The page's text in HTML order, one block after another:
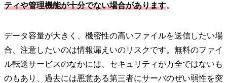
ティや管理機能が十分でない場合があります。
データ容量が大きく、機密性の高いファイルを送信したい場
合、注意したいのは情報漏えいのリスクです。無料のファイ
ル転送サービスのなかには、セキュリティが万全ではないも
のもあり、過去には悪意ある第三者にサーバのぜい弱性を突